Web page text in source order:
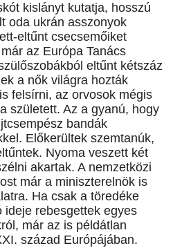
kislányt kutatja, hosszú
oda ukrán asszonyok
eltűnt csecsemőiket
az Európa Tanács
eltűnt kétszáz
a nők világra hozták
felsírni, az orvosok mégis
született. Az a gyanú, hogy
bandák
Előkerültek szemtanúk,
Nyoma veszett két
akartak. A nemzetközi
már a miniszterelnök is
Ha csak a töredéke
ideje rebesgettek egyes
már az is példátlan
század Európájában.